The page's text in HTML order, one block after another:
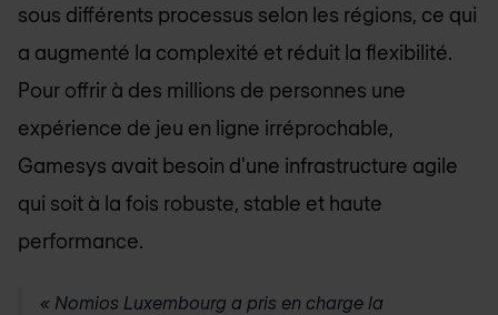
sous différents processus selon les régions, ce qui
a augmenté la complexité et réduit la flexibilité.
Pour offrir à des millions de personnes une
expérience de jeu en ligne irréprochable,
Gamesys avait besoin d'une infrastructure agile
qui soit à la fois robuste, stable et haute
performance.
« Nomios Luxembourg a pris en charge la